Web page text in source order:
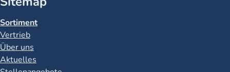
Sortiment
Vertrieb
Über uns
Aktuelles